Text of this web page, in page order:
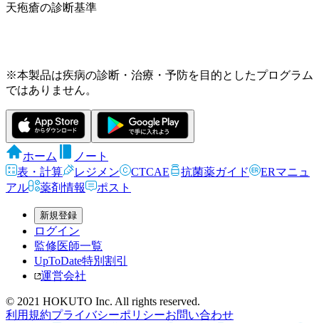
天疱瘡の診断基準
※本製品は疾病の診断・治療・予防を目的としたプログラム
ではありません。
ホーム
ノート
表・計算
レジメン CTCAE 抗菌薬ガイド
ERマニュ
アル
薬剤情報 ポスト
新規登録
ログイン
監修医師一覧
UpToDate特別割引
運営会社
© 2021 HOKUTO Inc. All rights reserved.
利用規約プライバシーポリシーお問い合わせ